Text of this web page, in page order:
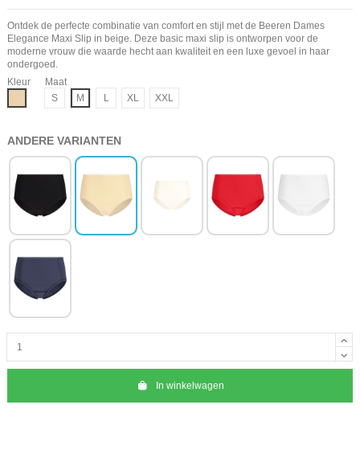
Ontdek de perfecte combinatie van comfort en stijl met de Beeren Dames
Elegance Maxi Slip in beige. Deze basic maxi slip is ontworpen voor de
moderne vrouw die waarde hecht aan kwaliteit en een luxe gevoel in haar
ondergoed.
Kleur
Maat
S
M L XL XXL
ANDERE VARIANTEN
In winkelwagen